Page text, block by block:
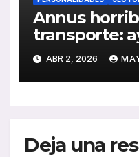
Annus
transporte:
insuficientes
disparados
2026
ABR 2, 2026
Deja una